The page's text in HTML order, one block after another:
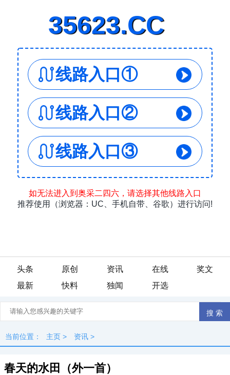
头条 原创 资讯 在线
奖文
最新
快料 独闻 开选
当前位置： 主页 > 资讯 >
春天的水田（外一首）